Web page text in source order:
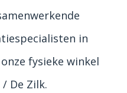
in
fysieke winkel
De Zilk.